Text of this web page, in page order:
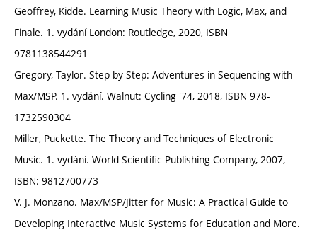
Geoffrey, Kidde. Learning Music Theory with Logic, Max, and
Finale. 1. vydání London: Routledge, 2020, ISBN
9781138544291
Gregory, Taylor. Step by Step: Adventures in Sequencing with
Max/MSP. 1. vydání. Walnut: Cycling '74, 2018, ISBN 978-
1732590304
Miller, Puckette. The Theory and Techniques of Electronic
Music. 1. vydání. World Scientific Publishing Company, 2007,
ISBN: 9812700773
V. J. Monzano. Max/MSP/Jitter for Music: A Practical Guide to
Developing Interactive Music Systems for Education and More.